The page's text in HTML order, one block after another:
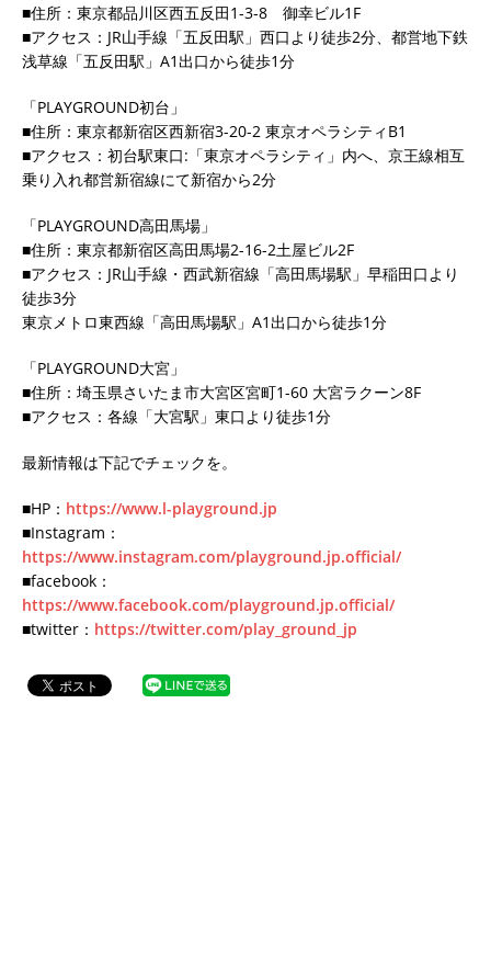
■住所：東京都品川区西五反田1-3-8 御幸ビル1F
■アクセス：JR山手線「五反田駅」西口より徒歩2分、都営地下鉄
浅草線「五反田駅」A1出口から徒歩1分
「PLAYGROUND初台」
■住所：東京都新宿区西新宿3-20-2 東京オペラシティB1
■アクセス：初台駅東口:「東京オペラシティ」内へ、京王線相互
乗り入れ都営新宿線にて新宿から2分
「PLAYGROUND高田馬場」
■住所：東京都新宿区高田馬場2-16-2土屋ビル2F
■アクセス：JR山手線・西武新宿線「高田馬場駅」早稲田口より
徒歩3分
東京メトロ東西線「高田馬場駅」A1出口から徒歩1分
「PLAYGROUND大宮」
■住所：埼玉県さいたま市大宮区宮町1-60 大宮ラクーン8F
■アクセス：各線「大宮駅」東口より徒歩1分
最新情報は下記でチェックを。
■HP： https://www.l-playground.jp
■Instagram：
https://www.instagram.com/playground.jp.official/
■facebook：
https://www.facebook.com/playground.jp.official/
■twitter： https://twitter.com/play_ground_jp